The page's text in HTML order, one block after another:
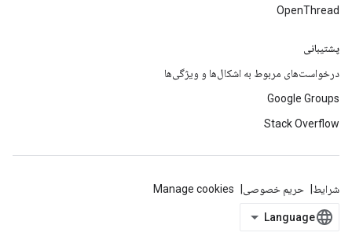
OpenThread
پشتیبانی
درخواست‌های مربوط به اشکال‌ها و ویژگی‌ها
Google Groups
Stack Overflow
شرایط حریم خصوصی Manage cookies